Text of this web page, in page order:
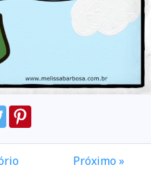
Próximo »